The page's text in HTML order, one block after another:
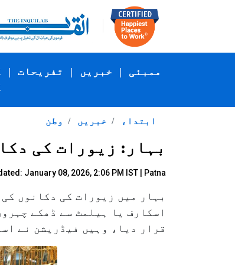
| تفریحات | خبریں | ممبئی
وطن خبریں ابتداء
بہار: زیورات کی
January 08, 2026, 2:06 PM IST | Patna
بہار میں زیورات کی دکانوں
اسکارف یا ہیلمٹ سے ڈھکے
قرار دیا، وہیں فیڈریشن نے